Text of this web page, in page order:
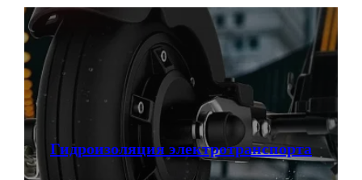
Гидроизоляция электротранспорта